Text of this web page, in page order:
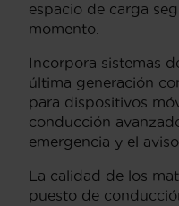
espacio de carga
momento.
Incorpora sistemas
última generación
para dispositivos
conducción
emergencia y el
La calidad de los
puesto de